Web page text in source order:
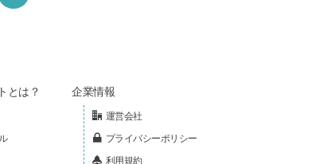
とは？ 企業情報
運営会社
プライバシーポリシー
利用規約